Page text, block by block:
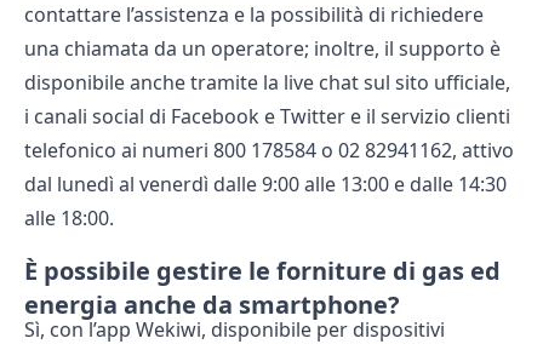
contattare l’assistenza e la possibilità di richiedere
una chiamata da un operatore; inoltre, il supporto è
disponibile anche tramite la live chat sul sito ufficiale,
i canali social di Facebook e Twitter e il servizio clienti
telefonico ai numeri 800 178584 o 02 82941162, attivo
dal lunedì al venerdì dalle 9:00 alle 13:00 e dalle 14:30
alle 18:00.
È possibile gestire le forniture di gas ed
energia anche da smartphone?
Sì, con l’app Wekiwi, disponibile per dispositivi